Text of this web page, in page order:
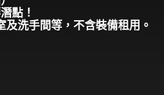
點！
及洗手間等，不含裝備租用。